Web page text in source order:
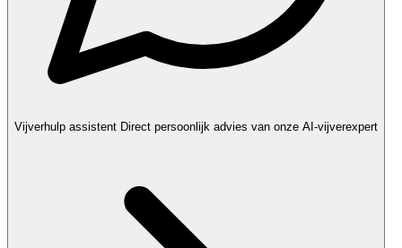
Vijverhulp assistent Direct persoonlijk advies van onze AI-vijverexpert